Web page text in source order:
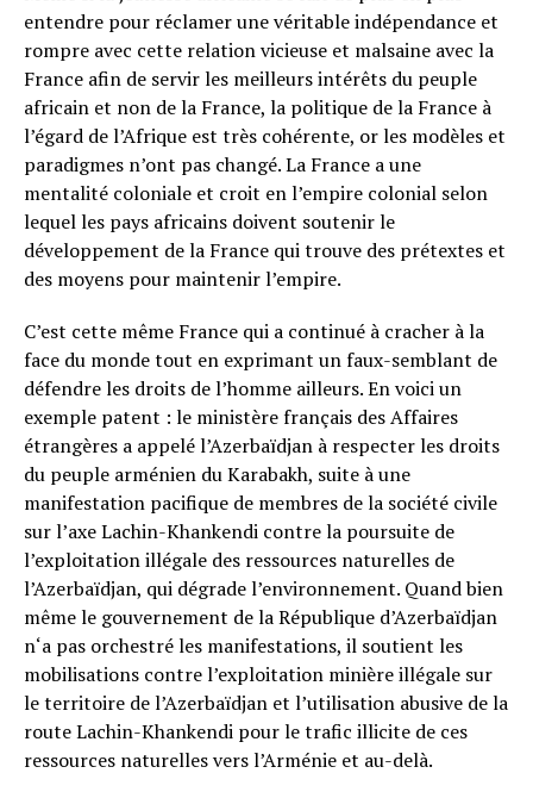
entendre pour réclamer une véritable indépendance et
rompre avec cette relation vicieuse et malsaine avec la
France afin de servir les meilleurs intérêts du peuple
africain et non de la France, la politique de la France à
l’égard de l’Afrique est très cohérente, or les modèles et
paradigmes n’ont pas changé. La France a une
mentalité coloniale et croit en l’empire colonial selon
lequel les pays africains doivent soutenir le
développement de la France qui trouve des prétextes et
des moyens pour maintenir l’empire.
C’est cette même France qui a continué à cracher à la
face du monde tout en exprimant un faux-semblant de
défendre les droits de l’homme ailleurs. En voici un
exemple patent : le ministère français des Affaires
étrangères a appelé l’Azerbaïdjan à respecter les droits
du peuple arménien du Karabakh, suite à une
manifestation pacifique de membres de la société civile
sur l’axe Lachin-Khankendi contre la poursuite de
l’exploitation illégale des ressources naturelles de
l’Azerbaïdjan, qui dégrade l’environnement. Quand bien
même le gouvernement de la République d’Azerbaïdjan
n‘a pas orchestré les manifestations, il soutient les
mobilisations contre l’exploitation minière illégale sur
le territoire de l’Azerbaïdjan et l’utilisation abusive de la
route Lachin-Khankendi pour le trafic illicite de ces
ressources naturelles vers l’Arménie et au-delà.